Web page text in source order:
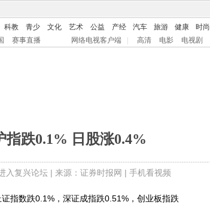
科教 青少 文化 艺术 公益 产经 汽车 旅游 健康 时尚
赛事直播 网络电视客户端 高清 电影 电视剧
指跌0.1% 日股涨0.4%
入复兴论坛| 来源：证券时报网 | 手机看视频
数跌0.1%，深证成指跌0.51%，创业板指跌